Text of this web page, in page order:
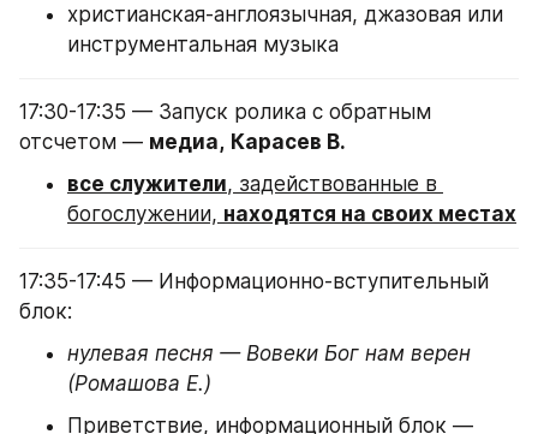
христианская-англоязычная, джазовая или
инструментальная музыка
17:30-17:35 — Запуск ролика с обратным
отсчетом — медиа, Карасев В.
все служители, задействованные в
богослужении, находятся на своих местах
17:35-17:45 — Информационно-вступительный
блок:
нулевая песня — Вовеки Бог нам верен
(Ромашова Е.)